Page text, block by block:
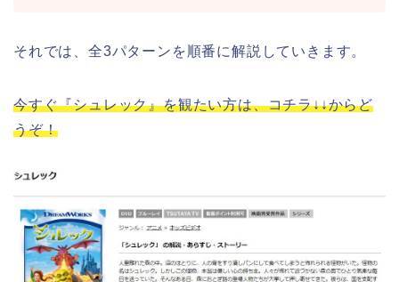
それでは、全3パターンを順番に解説していきます。
今すぐ『シュレック』を観たい方は、コチラ↓↓からど
うぞ！